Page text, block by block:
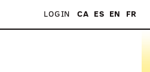
LOGIN CA ES EN FR